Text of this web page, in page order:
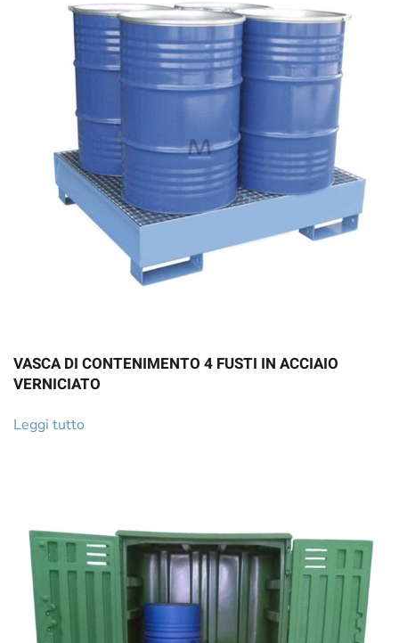
VASCA DI CONTENIMENTO 4 FUSTI IN ACCIAIO
VERNICIATO
Leggi tutto